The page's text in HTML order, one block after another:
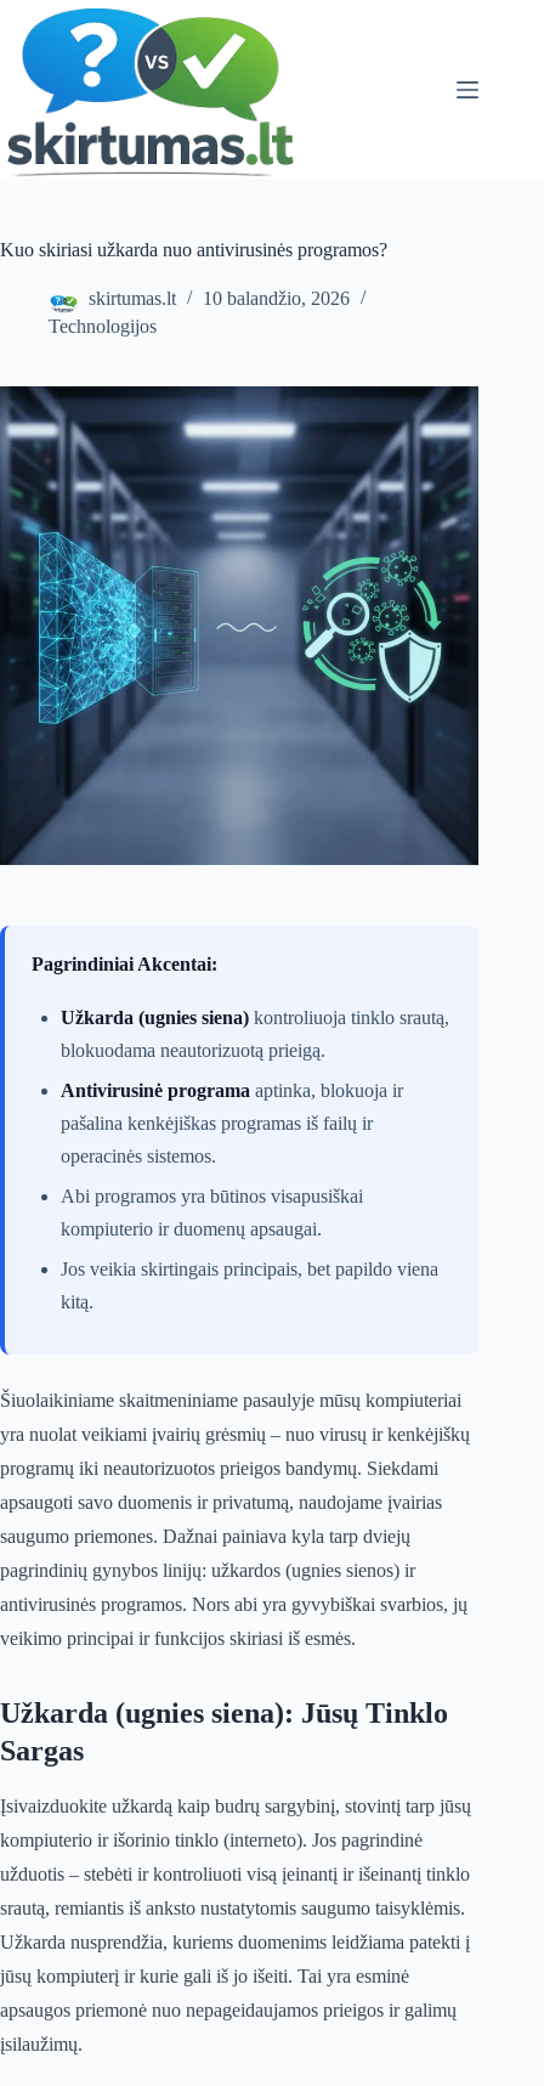
content
Kuo skiriasi užkarda nuo antivirusinės programos?
skirtumas.lt
10 balandžio, 2026
Technologijos
Pagrindiniai Akcentai:
Užkarda (ugnies siena) kontroliuoja tinklo srautą,
blokuodama neautorizuotą prieigą.
Antivirusinė programa aptinka, blokuoja ir
pašalina kenkėjiškas programas iš failų ir
operacinės sistemos.
Abi programos yra būtinos visapusiškai
kompiuterio ir duomenų apsaugai.
Jos veikia skirtingais principais, bet papildo viena
kitą.
Šiuolaikiniame skaitmeniniame pasaulyje mūsų kompiuteriai
yra nuolat veikiami įvairių grėsmių – nuo virusų ir kenkėjiškų
programų iki neautorizuotos prieigos bandymų. Siekdami
apsaugoti savo duomenis ir privatumą, naudojame įvairias
saugumo priemones. Dažnai painiava kyla tarp dviejų
pagrindinių gynybos linijų: užkardos (ugnies sienos) ir
antivirusinės programos. Nors abi yra gyvybiškai svarbios, jų
veikimo principai ir funkcijos skiriasi iš esmės.
Užkarda (ugnies siena): Jūsų Tinklo
Sargas
Įsivaizduokite užkardą kaip budrų sargybinį, stovintį tarp jūsų
kompiuterio ir išorinio tinklo (interneto). Jos pagrindinė
užduotis – stebėti ir kontroliuoti visą įeinantį ir išeinantį tinklo
srautą, remiantis iš anksto nustatytomis saugumo taisyklėmis.
Užkarda nusprendžia, kuriems duomenims leidžiama patekti į
jūsų kompiuterį ir kurie gali iš jo išeiti. Tai yra esminė
apsaugos priemonė nuo nepageidaujamos prieigos ir galimų
įsilaužimų.